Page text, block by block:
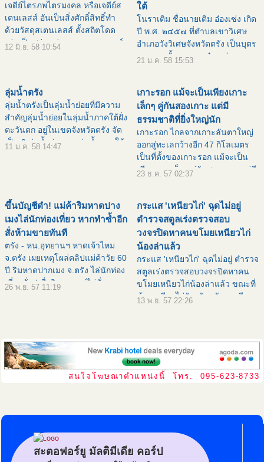
เจดีย์ไตรภพไตรมงคล หรือเจดีย์ส
เตนเลสส์ อันเป็นสิ่งศักดิ์สิทธิ์ทำ
ด้วยวัสดุสเตนเลสส์ ตั้งสถิตโดด
เด่นเป็นสง่า อยู่บนยอดเขาคอหงส์
12 มิ.ย. 58 10:54
ใต้
โนราเติม ชื่อนายเติม อ๋องเซ่ง เกิด
ปี พ.ศ. ๒๔๕๗ ที่ตำบลเขาวิเศษ
อำเภอวังวิเศษจังหวัดตรัง เป็นบุตร
ของนายตั้ง นางอบ อ๋องเซ่ง
โรงเรียนวิเชียรมาตุ
21 ม.ค. 58 15:53
ลุ่มน้ำตรัง
ลุ่มน้ำตรังเป็นลุ่มน้ำย่อยที่มีความ
สำคัญลุ่มน้ำย่อยในลุ่มน้ำภาคใต้ฝั่ง
ตะวันตก อยู่ในเขตจังหวัดตรัง จัด
เป็น 2 ลุ่มน้ำย่อยของลุ่มน้ำภาคใต้
11 ม.ค. 58 14:47
เกาะรอก แม้จะเป็นเพียงเกาะ
เล็กๆ คู่กันสองเกาะ แต่มี
ธรรมชาติที่ยิ่งใหญ่นัก
เกาะรอก ไกลจากเกาะลันตาใหญ่
ออกสู่ทะเลกว้างอีก 47 กิโลเมตร
เป็นที่ตั้งของเกาะรอก แม้จะเป็น
เพียงเกาะเล็กๆ คู่กันสองเกาะ แต่มี
ปะการังฝูงปลาหลา
23 ธ.ค. 57 02:37
ขึ้นบัญชีดำ! แม่ค้าริมหาดปาง
เมงไล่นักท่องเที่ยว หากทำซ้ำอีก
สั่งห้ามขายทันที
ตรัง - หน.อุทยานฯ หาดเจ้าไหม
จ.ตรัง เผยเหตุโผล่คลิปแม่ค้าวัย 60
ปี ริมหาดปากเมง จ.ตรัง ไล่นักท่อง
เที่ยวนั่งปูเสื่อริมหาดแต่ไม่สั่ง
26 พ.ย. 57 11:19
กระแส 'เหนียวไก่' ฉุดไม่อยู่
ตำรวจสตูลเร่งตรวจสอบ
วงจรปิดหาคนขโมยเหนียวไก่
น้องล่าแล้ว
กระแส 'เหนียวไก่' ฉุดไม่อยู่ ตำรวจ
สตูลเร่งตรวจสอบวงจรปิดหาคน
ขโมยเหนียวไก่น้องล่าแล้ว ขณะที่
ข้าวเหนียวไก่จังหวัดตรังขายดี
13 พ.ย. 57 22:26
สนใจโฆษณาตำแหน่งนี้ โทร. 095-623-8733
สะตอฟอร์ยู มัลติมีเดีย คอร์ป